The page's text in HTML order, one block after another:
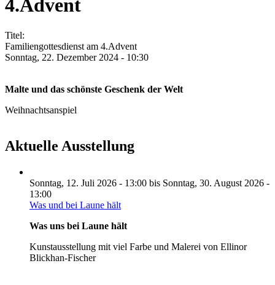
4.Advent
Titel:
Familiengottesdienst am 4.Advent
Sonntag, 22. Dezember 2024 - 10:30
Malte und das schönste Geschenk der Welt
Weihnachtsanspiel
Aktuelle Ausstellung
Sonntag, 12. Juli 2026 - 13:00 bis Sonntag, 30. August 2026 -
13:00
Was und bei Laune hält
Was uns bei Laune hält
Kunstausstellung mit viel Farbe und Malerei von Ellinor
Blickhan-Fischer